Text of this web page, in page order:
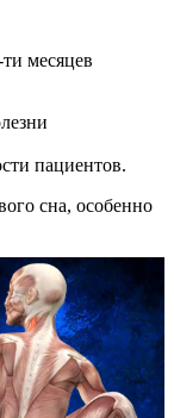
месяцев
пациентов.
сна, особенно